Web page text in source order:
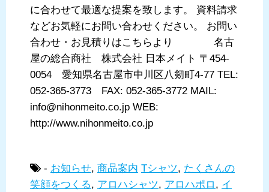
に合わせて最適な提案を致します。 資料請求
などお気軽にお問い合わせください。 お問い
合わせ・お見積りはこちらより 名古
屋の総合商社 株式会社 日本メイト 〒454-
0054 愛知県名古屋市中川区八剱町4-77 TEL:
052-365-3773 FAX: 052-365-3772 MAIL:
info@nihonmeito.co.jp WEB:
http://www.nihonmeito.co.jp
- お知らせ, 商品案内 Tシャツ, たくさんの
笑顔をつくる, アロハシャツ, アロハポロ , イ